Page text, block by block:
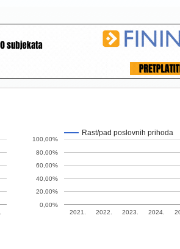
Rast/pad poslovnih prihoda
2021. 2022. 2023. 2024.
0,00%
20,00%
40,00%
60,00%
80,00%
100,00%